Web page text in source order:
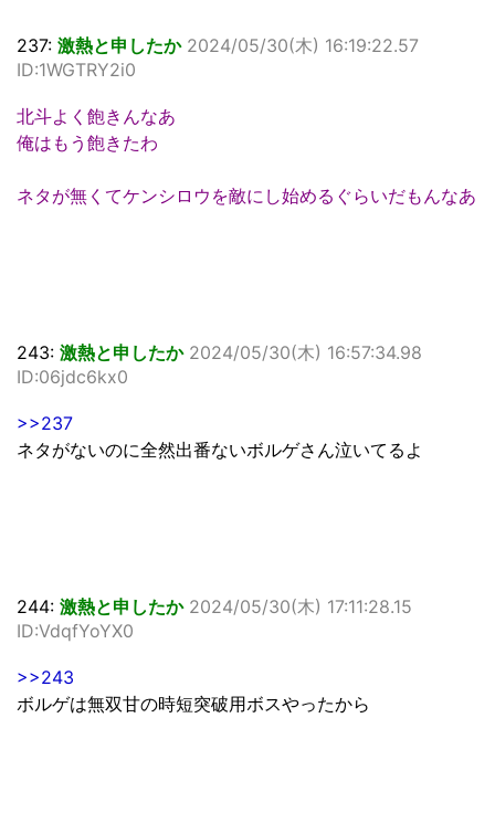
237: 激熱と申したか 2024/05/30(木) 16:19:22.57
ID:1WGTRY2i0
北斗よく飽きんなあ
俺はもう飽きたわ
ネタが無くてケンシロウを敵にし始めるぐらいだもんなあ
243: 激熱と申したか 2024/05/30(木) 16:57:34.98
ID:06jdc6kx0
>>237
ネタがないのに全然出番ないボルゲさん泣いてるよ
244: 激熱と申したか 2024/05/30(木) 17:11:28.15
ID:VdqfYoYX0
>>243
ボルゲは無双甘の時短突破用ボスやったから